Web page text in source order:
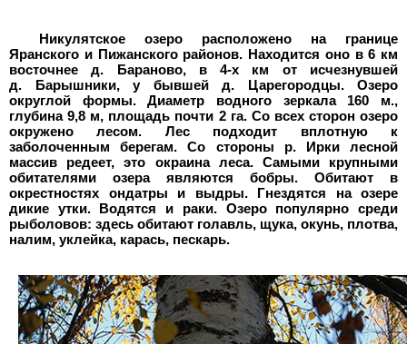
Никулятское озеро расположено на границе
Яранского и Пижанского районов. Находится оно в 6 км
восточнее д. Бараново, в 4-х км от исчезнувшей
д. Барышники, у бывшей д. Царегородцы. Озеро
округлой формы. Диаметр водного зеркала 160 м.,
глубина 9,8 м, площадь почти 2 га. Со всех сторон озеро
окружено лесом. Лес подходит вплотную к
заболоченным берегам. Со стороны р. Ирки лесной
массив редеет, это окраина леса. Самыми крупными
обитателями озера являются бобры. Обитают в
окрестностях ондатры и выдры. Гнездятся на озере
дикие утки. Водятся и раки. Озеро популярно среди
рыболовов: здесь обитают голавль, щука, окунь, плотва,
налим, уклейка, карась, пескарь.